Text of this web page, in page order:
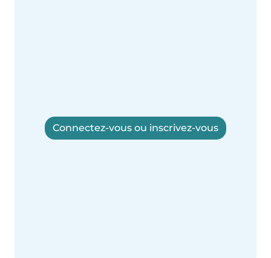
Connectez-vous ou inscrivez-vous